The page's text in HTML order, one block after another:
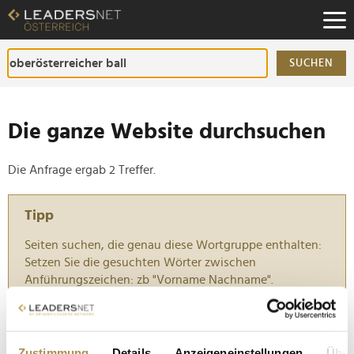
Zum
Inhalt
Zur
Fußzeilen-
Navigation
SUCHEN
Die ganze Website durchsuchen
Die Anfrage ergab 2 Treffer.
Tipp
Seiten suchen, die genau diese Wortgruppe enthalten:
Setzen Sie die gesuchten Wörter zwischen
Anführungszeichen: zb "Vorname Nachname".
Mehr als 3.300 Gäste feierten beim
Oberösterreicher Ball im Wiener Rathaus